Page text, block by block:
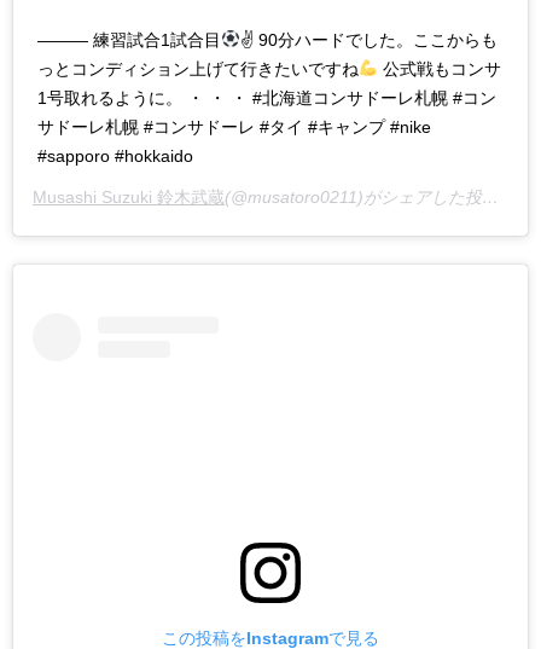
——— 練習試合1試合目 ✌90分ハードでした。ここからも
っとコンディション上げて行きたいですね
公式戦もコンサ
1号取れるように。 ・ ・ ・ #北海道コンサドーレ札幌 #コン
サドーレ札幌 #コンサドーレ #タイ #キャンプ #nike
#sapporo #hokkaido
Musashi Suzuki 鈴木武蔵(@musatoro0211)がシェアした投稿 –
この投稿をInstagramで見る